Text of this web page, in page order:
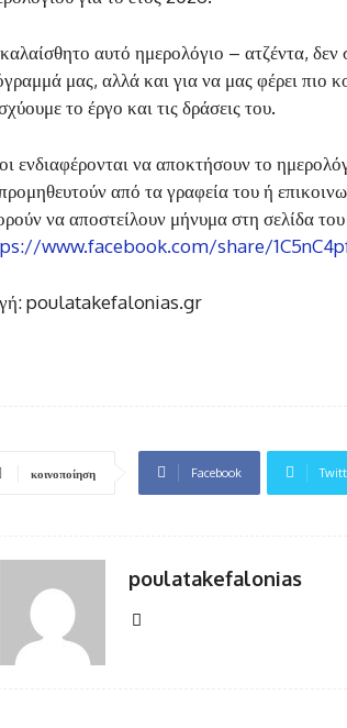
αυτό ημερολόγιο – ατζέντα,
μας, αλλά και για να μας φέρει πιο
το έργο και τις δράσεις του.
ενδιαφέρονται να αποκτήσουν το
από τα γραφεία του ή
να αποστείλουν μήνυμα στη σελίδα
www.facebook.com/share/
poulatakefalonias.gr
κοινοποίηση Facebook
poulatakefalonias